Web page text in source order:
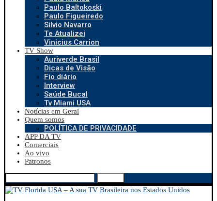
Paulo Baltokoski
Paulo Figueiredo
Silvio Navarro
Te Atualizei
Vinicius Carrion
TV Show
Auriverde Brasil
Dicas de Visão
Fio diário
Interview
Saúde Bucal
Tv Miami USA
Notícias em Geral
Quem somos
POLÍTICA DE PRIVACIDADE
APP DA TV
Comerciais
Ao vivo
Patronos